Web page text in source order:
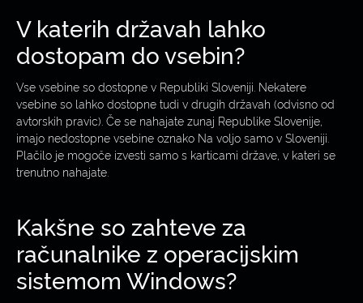
V katerih državah lahko
dostopam do vsebin?
Vse vsebine so dostopne v Republiki Sloveniji. Nekatere
vsebine so lahko dostopne tudi v drugih državah (odvisno od
avtorskih pravic). Če se nahajate zunaj Republike Slovenije,
imajo nedostopne vsebine oznako Na voljo samo v Sloveniji.
Plačilo je mogoče izvesti samo s karticami države, v kateri se
trenutno nahajate.
Kakšne so zahteve za
računalnike z operacijskim
sistemom Windows?